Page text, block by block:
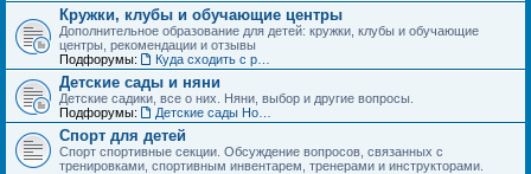
Кружки, клубы и обучающие центры
Дополнительное образование для детей: кружки, клубы и обучающие
центры, рекомендации и отзывы
Подфорумы:
Детские сады и няни
Детские садики, все о них. Няни, выбор и другие вопросы.
Подфорумы:
Спорт для детей
Спорт спортивные секции. Обсуждение вопросов, связанных с
тренировками, спортивным инвентарем, тренерами и инструкторами.